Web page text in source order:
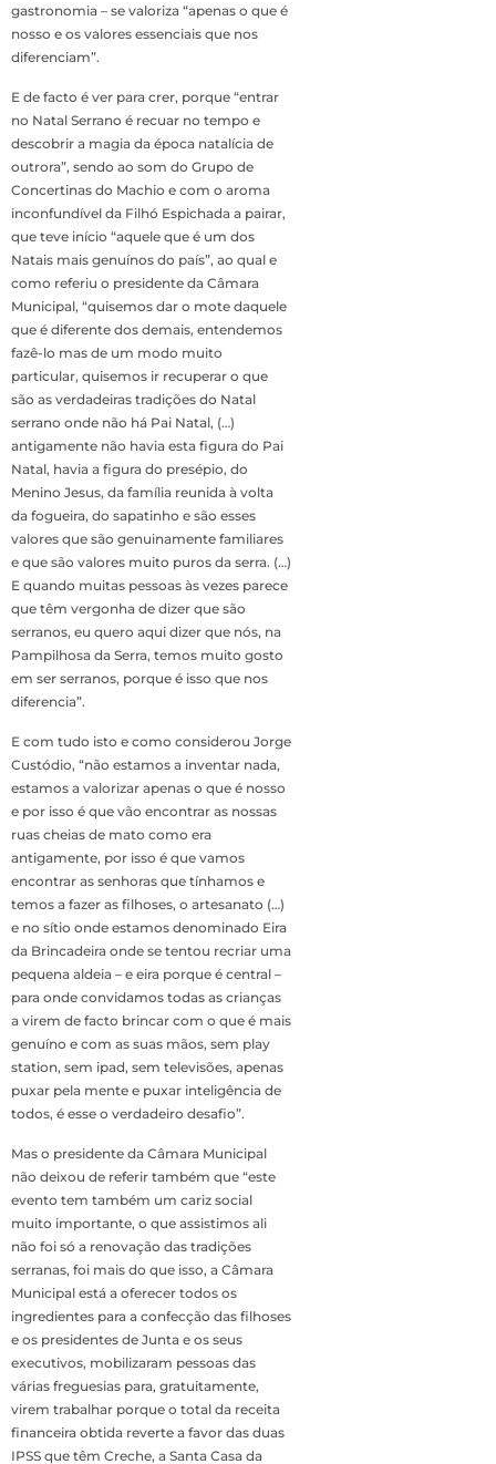
gastronomia – se valoriza “apenas o que é
nosso e os valores essenciais que nos
diferenciam”.
E de facto é ver para crer, porque “entrar
no Natal Serrano é recuar no tempo e
descobrir a magia da época natalícia de
outrora”, sendo ao som do Grupo de
Concertinas do Machio e com o aroma
inconfundível da Filhó Espichada a pairar,
que teve início “aquele que é um dos
Natais mais genuínos do país”, ao qual e
como referiu o presidente da Câmara
Municipal, “quisemos dar o mote daquele
que é diferente dos demais, entendemos
fazê-lo mas de um modo muito
particular, quisemos ir recuperar o que
são as verdadeiras tradições do Natal
serrano onde não há Pai Natal, (…)
antigamente não havia esta figura do Pai
Natal, havia a figura do presépio, do
Menino Jesus, da família reunida à volta
da fogueira, do sapatinho e são esses
valores que são genuinamente familiares
e que são valores muito puros da serra. (…)
E quando muitas pessoas às vezes parece
que têm vergonha de dizer que são
serranos, eu quero aqui dizer que nós, na
Pampilhosa da Serra, temos muito gosto
em ser serranos, porque é isso que nos
diferencia”.
E com tudo isto e como considerou Jorge
Custódio, “não estamos a inventar nada,
estamos a valorizar apenas o que é nosso
e por isso é que vão encontrar as nossas
ruas cheias de mato como era
antigamente, por isso é que vamos
encontrar as senhoras que tínhamos e
temos a fazer as filhoses, o artesanato (…)
e no sítio onde estamos denominado Eira
da Brincadeira onde se tentou recriar uma
pequena aldeia – e eira porque é central –
para onde convidamos todas as crianças
a virem de facto brincar com o que é mais
genuíno e com as suas mãos, sem play
station, sem ipad, sem televisões, apenas
puxar pela mente e puxar inteligência de
todos, é esse o verdadeiro desafio”.
Mas o presidente da Câmara Municipal
não deixou de referir também que “este
evento tem também um cariz social
muito importante, o que assistimos ali
não foi só a renovação das tradições
serranas, foi mais do que isso, a Câmara
Municipal está a oferecer todos os
ingredientes para a confecção das filhoses
e os presidentes de Junta e os seus
executivos, mobilizaram pessoas das
várias freguesias para, gratuitamente,
virem trabalhar porque o total da receita
financeira obtida reverte a favor das duas
IPSS que têm Creche, a Santa Casa da